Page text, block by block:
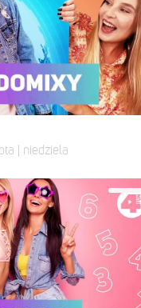
| niedziela